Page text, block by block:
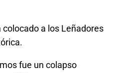
a los Leñadores
fue un colapso